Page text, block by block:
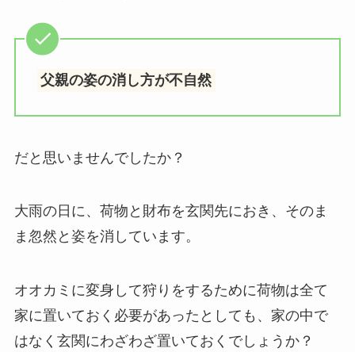
父親の姿の消し方が不自然
だと思いませんでしたか？
大雨の日に、荷物と財布を玄関先におき、そのま
ま忽然と姿を消しています。
オオカミに変身して狩りをするために荷物は全て
家に置いておく必要があったとしても、家の中で
はなく玄関にわざわざ置いておくでしょうか？